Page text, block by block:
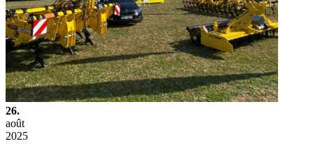
26.
août
2025